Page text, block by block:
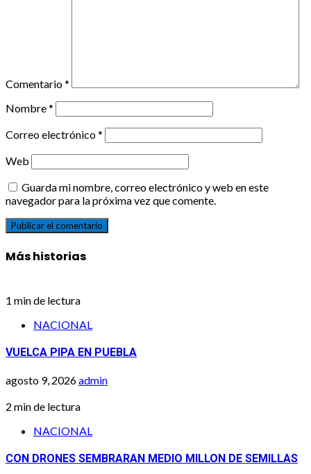
Comentario*
Nombre*
Correo electrónico*
Web
Guarda mi nombre, correo electrónico y web en este
navegador para la próxima vez que comente.
Más historias
1 min de lectura
NACIONAL
VUELCA PIPA EN PUEBLA
agosto 9, 2026admin
2 min de lectura
NACIONAL
CON DRONES SEMBRARAN MEDIO MILLON DE SEMILLAS